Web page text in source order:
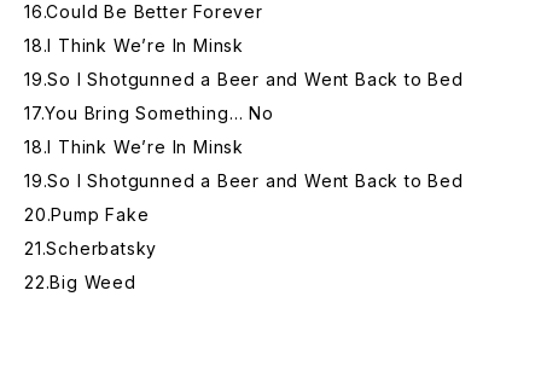
16.Could Be Better Forever
18.I Think We’re In Minsk
19.So I Shotgunned a Beer and Went Back to Bed
17.You Bring Something… No
18.I Think We’re In Minsk
19.So I Shotgunned a Beer and Went Back to Bed
20.Pump Fake
21.Scherbatsky
22.Big Weed